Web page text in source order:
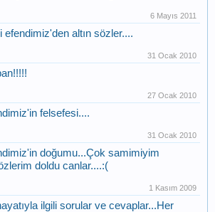
6 Mayıs 2011
efendimiz'den altın sözler....
31 Ocak 2010
27 Ocak 2010
felsefesi....
31 Ocak 2010
doğumu...Çok samimiyim
doldu canlar....:(
1 Kasım 2009
ilgili sorular ve cevaplar...Her